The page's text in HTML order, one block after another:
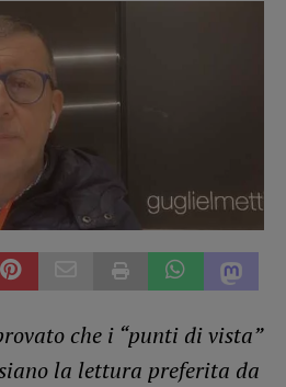
che i “punti di vista”
la lettura preferita da